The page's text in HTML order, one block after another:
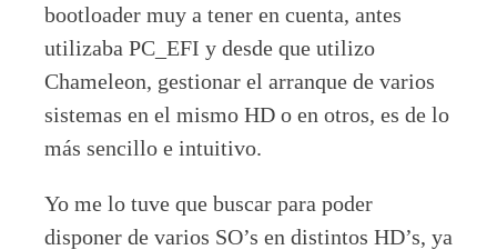
bootloader muy a tener en cuenta, antes
utilizaba PC_EFI y desde que utilizo
Chameleon, gestionar el arranque de varios
sistemas en el mismo HD o en otros, es de lo
más sencillo e intuitivo.
Yo me lo tuve que buscar para poder
disponer de varios SO’s en distintos HD’s, ya